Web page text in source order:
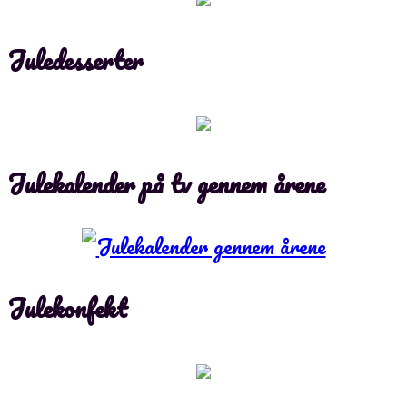
Juledesserter
Julekalender på tv gennem årene
Julekonfekt